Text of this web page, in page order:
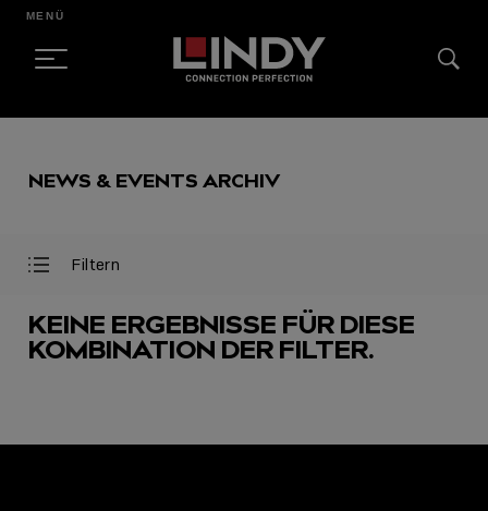
CONTENT
MENÜ
NEWS & EVENTS ARCHIV
Filter
Filter
Filtern
KEINE ERGEBNISSE FÜR DIESE
KOMBINATION DER FILTER.